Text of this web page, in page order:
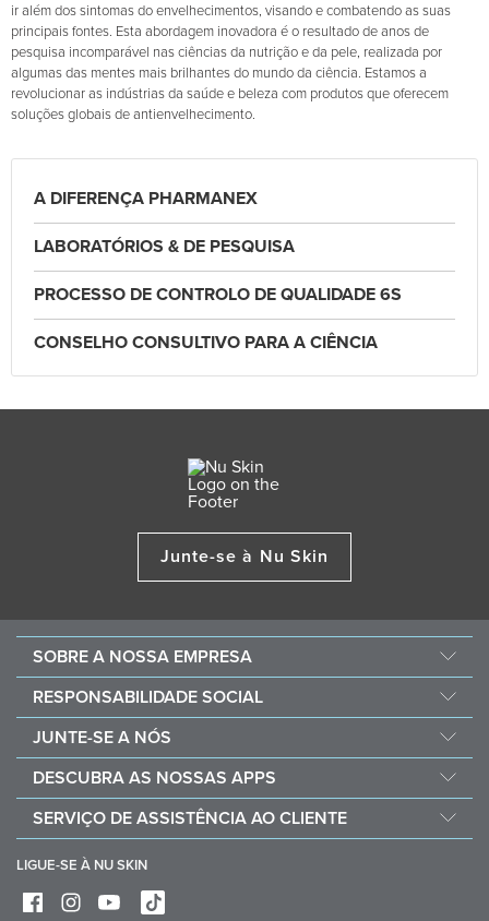
ir além dos sintomas do envelhecimentos, visando e combatendo as suas
principais fontes. Esta abordagem inovadora é o resultado de anos de
pesquisa incomparável nas ciências da nutrição e da pele, realizada por
algumas das mentes mais brilhantes do mundo da ciência. Estamos a
revolucionar as indústrias da saúde e beleza com produtos que oferecem
soluções globais de antienvelhecimento.
A DIFERENÇA PHARMANEX
LABORATÓRIOS & DE PESQUISA
PROCESSO DE CONTROLO DE QUALIDADE 6S
CONSELHO CONSULTIVO PARA A CIÊNCIA
Junte-se à Nu Skin
SOBRE A NOSSA EMPRESA
Carreiras
RESPONSABILIDADE SOCIAL
Nourish the Children
Force for Good
Compre e doe com Vitameal
JUNTE-SE A NÓS
Recompensas financeiras
Políticas e Procedimentos
Ferramentas comerciais
DESCUBRA AS NOSSAS APPS
Stela
SERVIÇO DE ASSISTÊNCIA AO CLIENTE
Entregas e devoluções
LIGUE-SE À NU SKIN